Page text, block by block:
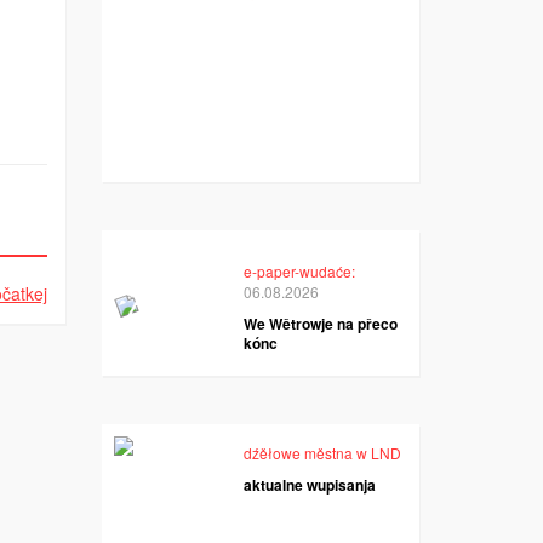
e-paper-wudaće:
06.08.2026
We Wětrowje na přeco
kónc
dźěłowe městna w LND
aktualne wupisanja